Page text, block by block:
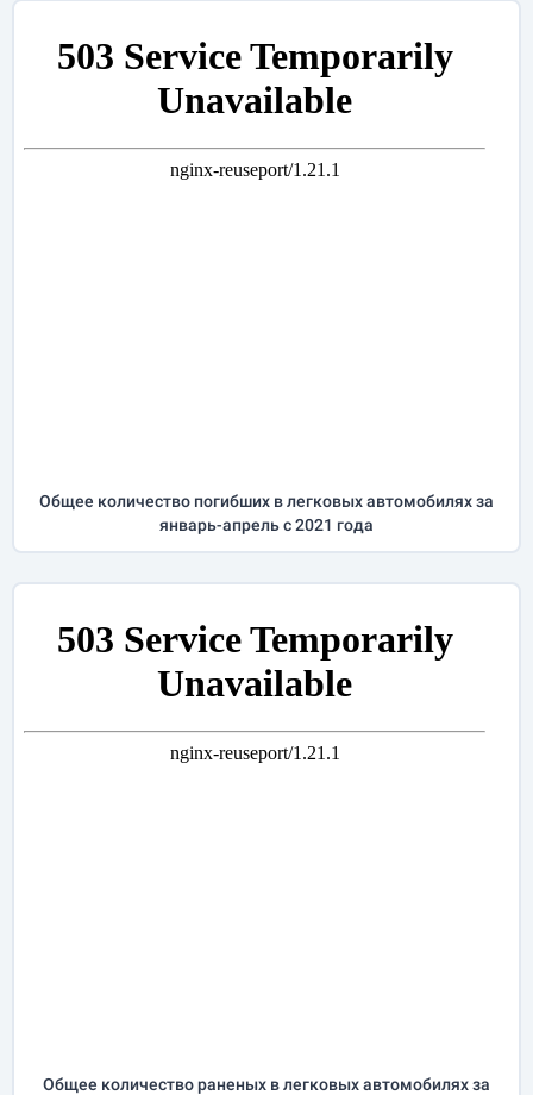
Общее количество погибших в легковых автомобилях за
январь-апрельс 2021 года
Общее количество раненых в легковых автомобилях за